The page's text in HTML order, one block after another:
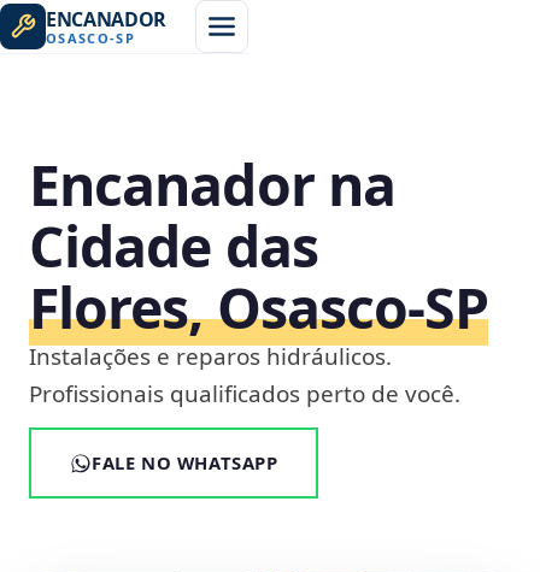
ENCANADOR
OSASCO-SP
Encanador na
Cidade das
Flores, Osasco‑SP
Instalações e reparos hidráulicos.
Profissionais qualificados perto de você.
FALE NO WHATSAPP